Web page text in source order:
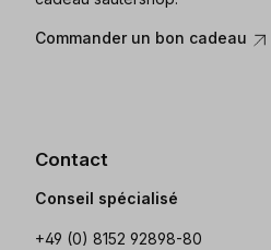
Commander un bon cadeau
Contact
Conseil spécialisé
+49 (0) 8152 92898-80